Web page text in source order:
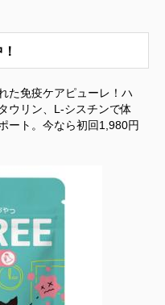
た免疫ケアピューレ！ハ
ウリン、L-シスチンで体
ート。今なら初回1,980円